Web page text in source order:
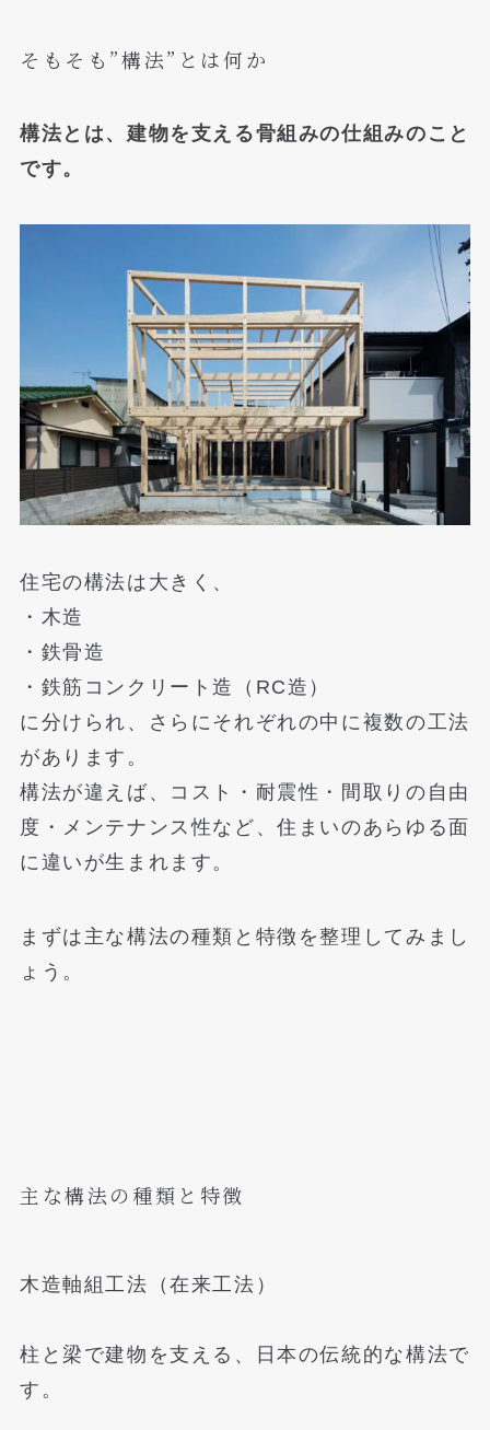
そもそも”構法”とは何か
構法とは、建物を支える骨組みの仕組みのこと
です。
住宅の構法は大きく、
・木造
・鉄骨造
・鉄筋コンクリート造（RC造）
に分けられ、さらにそれぞれの中に複数の工法
があります。
構法が違えば、コスト・耐震性・間取りの自由
度・メンテナンス性など、住まいのあらゆる面
に違いが生まれます。
まずは主な構法の種類と特徴を整理してみまし
ょう。
主な構法の種類と特徴
木造軸組工法（在来工法）
柱と梁で建物を支える、日本の伝統的な構法で
す。